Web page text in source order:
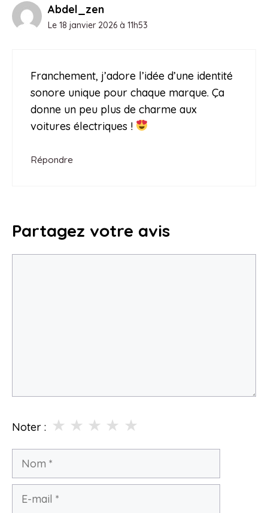
Abdel_zen
Le 18 janvier 2026 à 11h53
Franchement, j’adore l’idée d’une identité
sonore unique pour chaque marque. Ça
donne un peu plus de charme aux
voitures électriques !
Répondre
Partagez votre avis
Noter : ★
★
★
★
★
Nom